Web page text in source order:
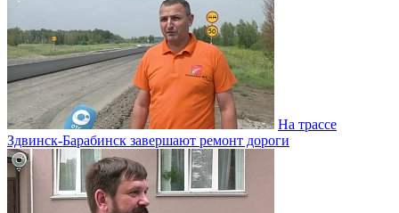
На трассе
Здвинск-Барабинск завершают ремонт дороги